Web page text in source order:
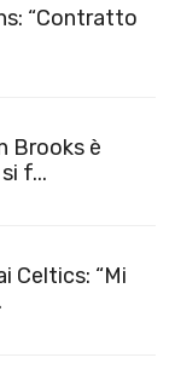
“Contratto
Brooks è
f...
Celtics: “Mi